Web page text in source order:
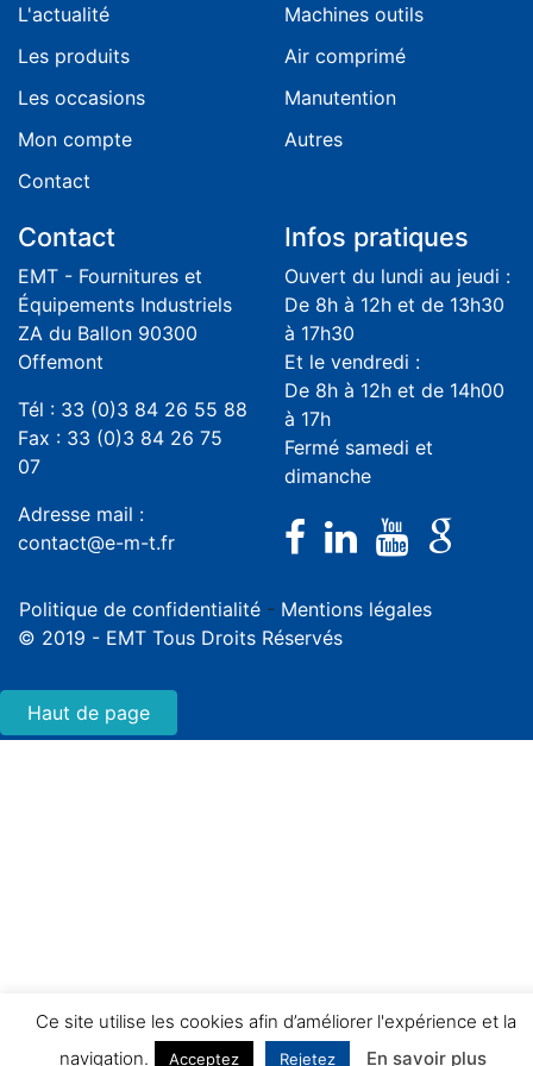
L'actualité
Les produits
Les occasions
Mon compte
Contact
Machines outils
Air comprimé
Manutention
Autres
Contact
EMT - Fournitures et
Équipements Industriels
ZA du Ballon 90300
Offemont
Tél : 33 (0)3 84 26 55 88
Fax : 33 (0)3 84 26 75
07
Adresse mail :
contact@e-m-t.fr
Infos pratiques
Ouvert du lundi au jeudi :
De 8h à 12h et de 13h30
à 17h30
Et le vendredi :
De 8h à 12h et de 14h00
à 17h
Fermé samedi et
dimanche
Politique de confidentialité - Mentions légales
© 2019 - EMT Tous Droits Réservés
Haut de page
Ce site utilise les cookies afin d’améliorer l'expérience et la
navigation.
Acceptez Rejetez En savoir plus